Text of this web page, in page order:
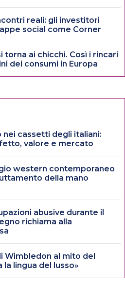
reali: gli investitori
social come Corner
torna ai chicchi. Così i rincari
dei consumi in Europa
cassetti degli italiani:
valore e mercato
western contemporaneo
della mano
abusive durante il
richiama alla
Wimbledon al mito del
la lingua del lusso»